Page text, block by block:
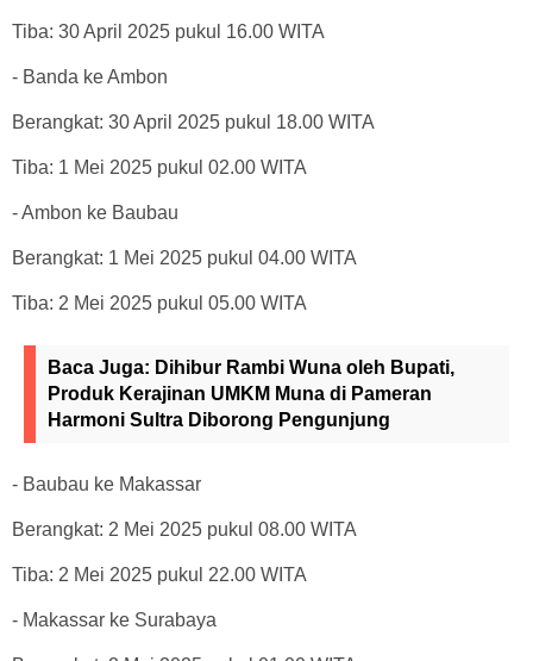
Tiba: 30 April 2025 pukul 16.00 WITA
- Banda ke Ambon
Berangkat: 30 April 2025 pukul 18.00 WITA
Tiba: 1 Mei 2025 pukul 02.00 WITA
- Ambon ke Baubau
Berangkat: 1 Mei 2025 pukul 04.00 WITA
Tiba: 2 Mei 2025 pukul 05.00 WITA
Baca Juga: Dihibur Rambi Wuna oleh Bupati,
Produk Kerajinan UMKM Muna di Pameran
Harmoni Sultra Diborong Pengunjung
- Baubau ke Makassar
Berangkat: 2 Mei 2025 pukul 08.00 WITA
Tiba: 2 Mei 2025 pukul 22.00 WITA
- Makassar ke Surabaya